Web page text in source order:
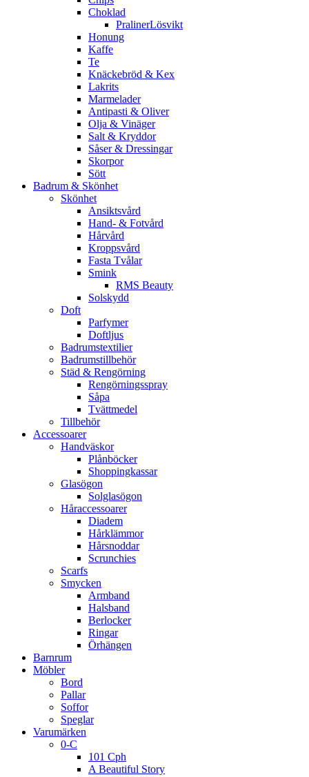
Choklad
PralinerLösvikt
Honung
Kaffe
Te
Knäckebröd & Kex
Lakrits
Marmelader
Antipasti & Oliver
Olja & Vinäger
Salt & Kryddor
Såser & Dressingar
Skorpor
Sött
Badrum & Skönhet
Skönhet
Ansiktsvård
Hand- & Fotvård
Hårvård
Kroppsvård
Fasta Tvålar
Smink
RMS Beauty
Solskydd
Doft
Parfymer
Doftljus
Badrumstextilier
Badrumstillbehör
Städ & Rengörning
Rengörningsspray
Såpa
Tvättmedel
Tillbehör
Accessoarer
Handväskor
Plånböcker
Shoppingkassar
Glasögon
Solglasögon
Håraccessoarer
Diadem
Hårklämmor
Hårsnoddar
Scrunchies
Scarfs
Smycken
Armband
Halsband
Berlocker
Ringar
Örhängen
Barnrum
Möbler
Bord
Pallar
Soffor
Speglar
Varumärken
0-C
101 Cph
A Beautiful Story